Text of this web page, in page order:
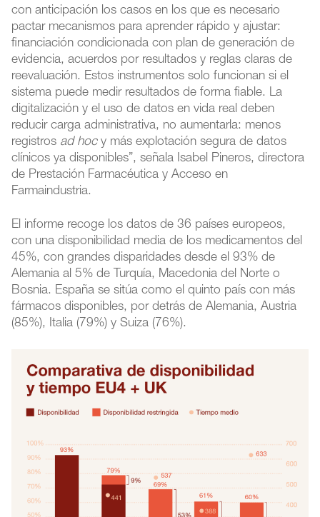
con anticipación los casos en los que es necesario
pactar mecanismos para aprender rápido y ajustar:
financiación condicionada con plan de generación de
evidencia, acuerdos por resultados y reglas claras de
reevaluación. Estos instrumentos solo funcionan si el
sistema puede medir resultados de forma fiable. La
digitalización y el uso de datos en vida real deben
reducir carga administrativa, no aumentarla: menos
registros ad hocy más explotación segura de datos
clínicos ya disponibles”, señala Isabel Pineros, directora
de Prestación Farmacéutica y Acceso en
Farmaindustria.
El informe recoge los datos de 36 países europeos,
con una disponibilidad media de los medicamentos del
45%, con grandes disparidades desde el 93% de
Alemania al 5% de Turquía, Macedonia del Norte o
Bosnia. España se sitúa como el quinto país con más
fármacos disponibles, por detrás de Alemania, Austria
(85%), Italia (79%) y Suiza (76%).